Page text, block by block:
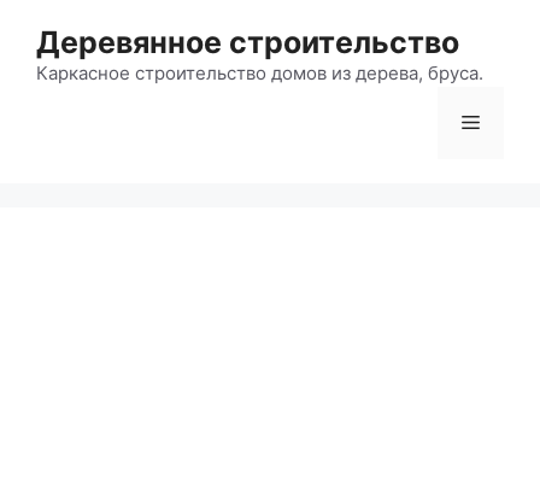
содержимому
Деревянное строительство
Каркасное строительство домов из дерева, бруса.
Меню